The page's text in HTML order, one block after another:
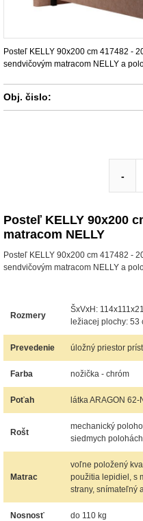
Posteľ KELLY 90x200 cm 417482 -
sendvičovým matracom NELLY a
Obj. čislo:
-
Posteľ KELLY 90x200
matracom NELLY
Posteľ KELLY 90x200 cm 417482 -
sendvičovým matracom NELLY a
Rozmery
ŠxVxH:
ležiacej plochy: 53
Prevedenie úložný priestor
Farba nožička - chróm
Poťah látka ARAGON 62-
Rošt
mechanický
siedmych
Matrac
voľne položený
použitia lepidiel, s
strany, snímateľný
Nosnosť do 110 kg